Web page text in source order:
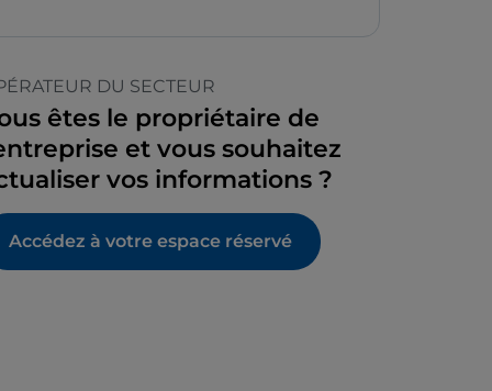
DU SECTEUR
êtes le propriétaire de
et vous souhaitez
vos informations ?
Accédez à votre espace réservé